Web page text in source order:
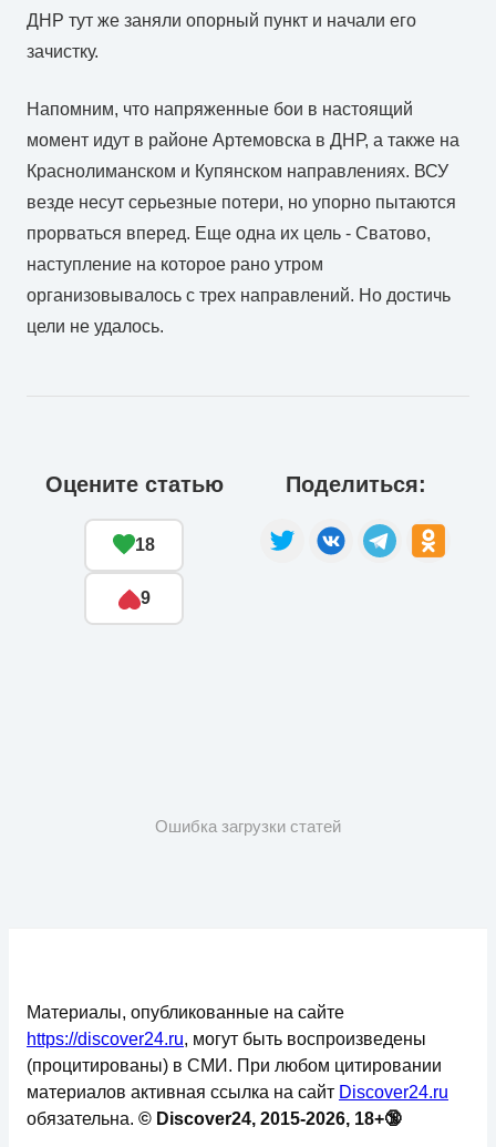
ДНР тут же заняли опорный пункт и начали его
зачистку.
Напомним, что напряженные бои в настоящий
момент идут в районе Артемовска в ДНР, а также на
Краснолиманском и Купянском направлениях. ВСУ
везде несут серьезные потери, но упорно пытаются
прорваться вперед. Еще одна их цель - Сватово,
наступление на которое рано утром
организовывалось с трех направлений. Но достичь
цели не удалось.
Оцените статью
18
9
Поделиться:
Ошибка загрузки статей
Материалы, опубликованные на сайте
https://discover24.ru, могут быть воспроизведены
(процитированы) в СМИ. При любом цитировании
материалов активная ссылка на сайт Discover24.ru
обязательна. © Discover24, 2015-2026, 18+🔞